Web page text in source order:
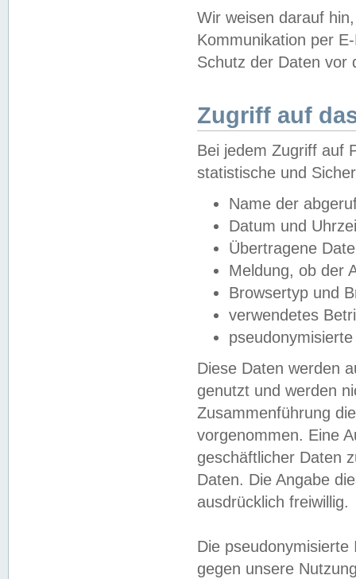
Wir weisen darauf
Kommunikation per
Schutz der Daten vor
Zugriff auf
Bei jedem Zugriff auf
statistische und
Name der
Datum und
Übertragene
Meldung, ob der
Browsertyp und
verwendetes
Diese Daten werden
genutzt und werden
Zusammenführung
vorgenommen. Eine
geschäftlicher Daten
Daten. Die Angabe
ausdrücklich freiwillig.
Die
gegen unsere